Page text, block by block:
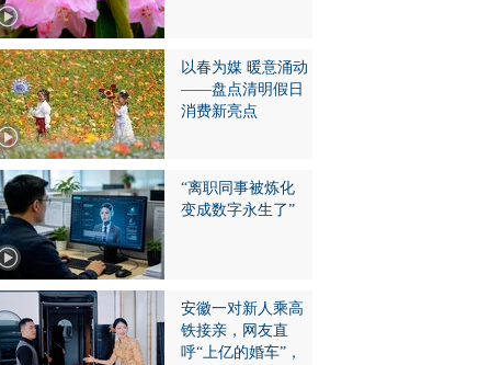
以春为媒 暖意涌动
——盘点清明假日
消费新亮点
“离职同事被炼化
变成数字永生了”
安徽一对新人乘高
铁接亲，网友直
呼“上亿的婚车”，